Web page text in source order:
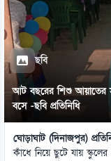
ছবি
আট বছরের শিশু আয়াতের
বসে -ছবি প্রতিনিধি
ঘোড়াঘাট (দিনাজপুর)
কাঁধে নিয়ে ছুটে যায়